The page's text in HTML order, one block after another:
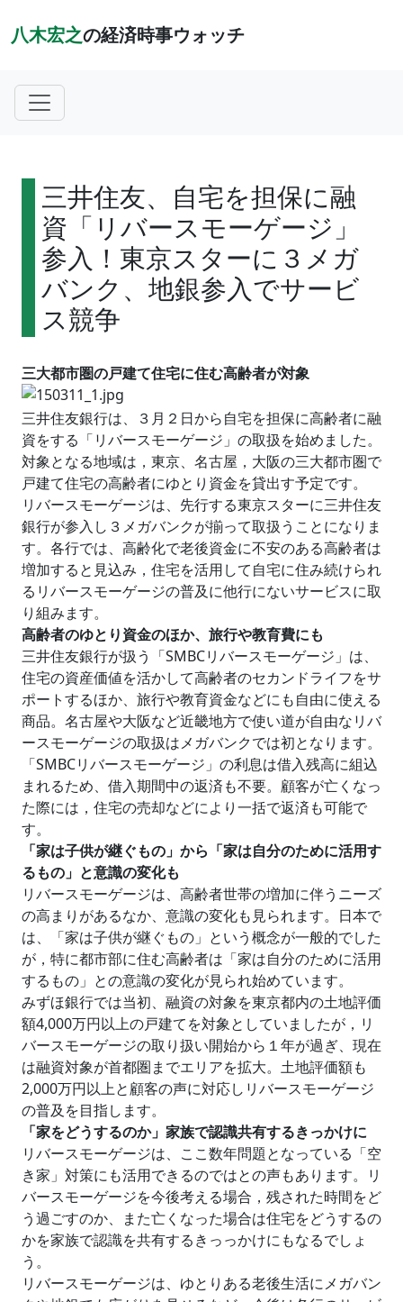
八木宏之の経済時事ウォッチ
三井住友、自宅を担保に融
資「リバースモーゲージ」
参入！東京スターに３メガ
バンク、地銀参入でサービ
ス競争
三大都市圏の戸建て住宅に住む高齢者が対象
三井住友銀行は、３月２日から自宅を担保に高齢者に融
資をする「リバースモーゲージ」の取扱を始めました。
対象となる地域は，東京、名古屋，大阪の三大都市圏で
戸建て住宅の高齢者にゆとり資金を貸出す予定です。
リバースモーゲージは、先行する東京スターに三井住友
銀行が参入し３メガバンクが揃って取扱うことになりま
す。各行では、高齢化で老後資金に不安のある高齢者は
増加すると見込み，住宅を活用して自宅に住み続けられ
るリバースモーゲージの普及に他行にないサービスに取
り組みます。
高齢者のゆとり資金のほか、旅行や教育費にも
三井住友銀行が扱う「SMBCリバースモーゲージ」は、
住宅の資産価値を活かして高齢者のセカンドライフをサ
ポートするほか、旅行や教育資金などにも自由に使える
商品。名古屋や大阪など近畿地方で使い道が自由なリバ
ースモーゲージの取扱はメガバンクでは初となります。
「SMBCリバースモーゲージ」の利息は借入残高に組込
まれるため、借入期間中の返済も不要。顧客が亡くなっ
た際には，住宅の売却などにより一括で返済も可能で
す。
「家は子供が継ぐもの」から「家は自分のために活用す
るもの」と意識の変化も
リバースモーゲージは、高齢者世帯の増加に伴うニーズ
の高まりがあるなか、意識の変化も見られます。日本で
は、「家は子供が継ぐもの」という概念が一般的でした
が，特に都市部に住む高齢者は「家は自分のために活用
するもの」との意識の変化が見られ始めています。
みずほ銀行では当初、融資の対象を東京都内の土地評価
額4,000万円以上の戸建てを対象としていましたが，リ
バースモーゲージの取り扱い開始から１年が過ぎ、現在
は融資対象が首都圏までエリアを拡大。土地評価額も
2,000万円以上と顧客の声に対応しリバースモーゲージ
の普及を目指します。
「家をどうするのか」家族で認識共有するきっかけに
リバースモーゲージは、ここ数年問題となっている「空
き家」対策にも活用できるのではとの声もあります。リ
バースモーゲージを今後考える場合，残された時間をど
う過ごすのか、また亡くなった場合は住宅をどうするの
かを家族で認識を共有するきっっかけにもなるでしょ
う。
リバースモーゲージは、ゆとりある老後生活にメガバン